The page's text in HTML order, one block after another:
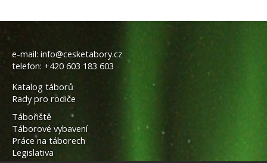
e-mail: info@cesketabory.cz
telefon: +420 603 183 603
Katalog táborů
Rady pro rodiče
Tábořiště
Táborové vybavení
Práce na táborech
Legislativa